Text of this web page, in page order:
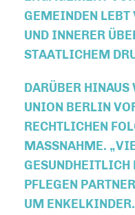
GEMEINDEN
UND INNERER
STAATLICHEM
DARÜBER
UNION BERLIN
RECHTLICHEN
MASSNAHME.
ESUNDHEITLICH
FLEGEN PARTNER
M ENKELKINDER.